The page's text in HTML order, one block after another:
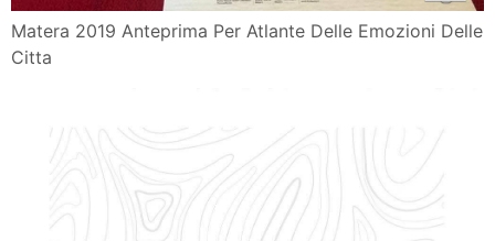
Matera 2019 Anteprima Per Atlante Delle Emozioni Delle
Citta